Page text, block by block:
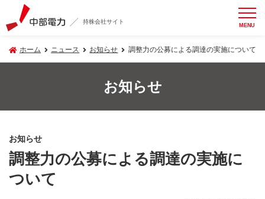
持株会社サイト MENU
ホーム ニュース お知らせ 調整力の公募による調達の実施について
お知らせ
お知らせ
調整力の公募による調達の実施に
ついて